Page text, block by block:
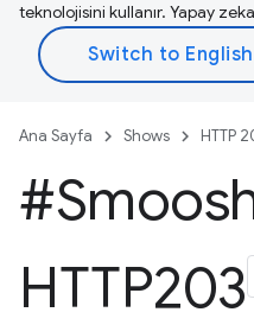
teknolojisini kullanır. Yapay
Ana Sayfa Shows HTTP
HTTP203